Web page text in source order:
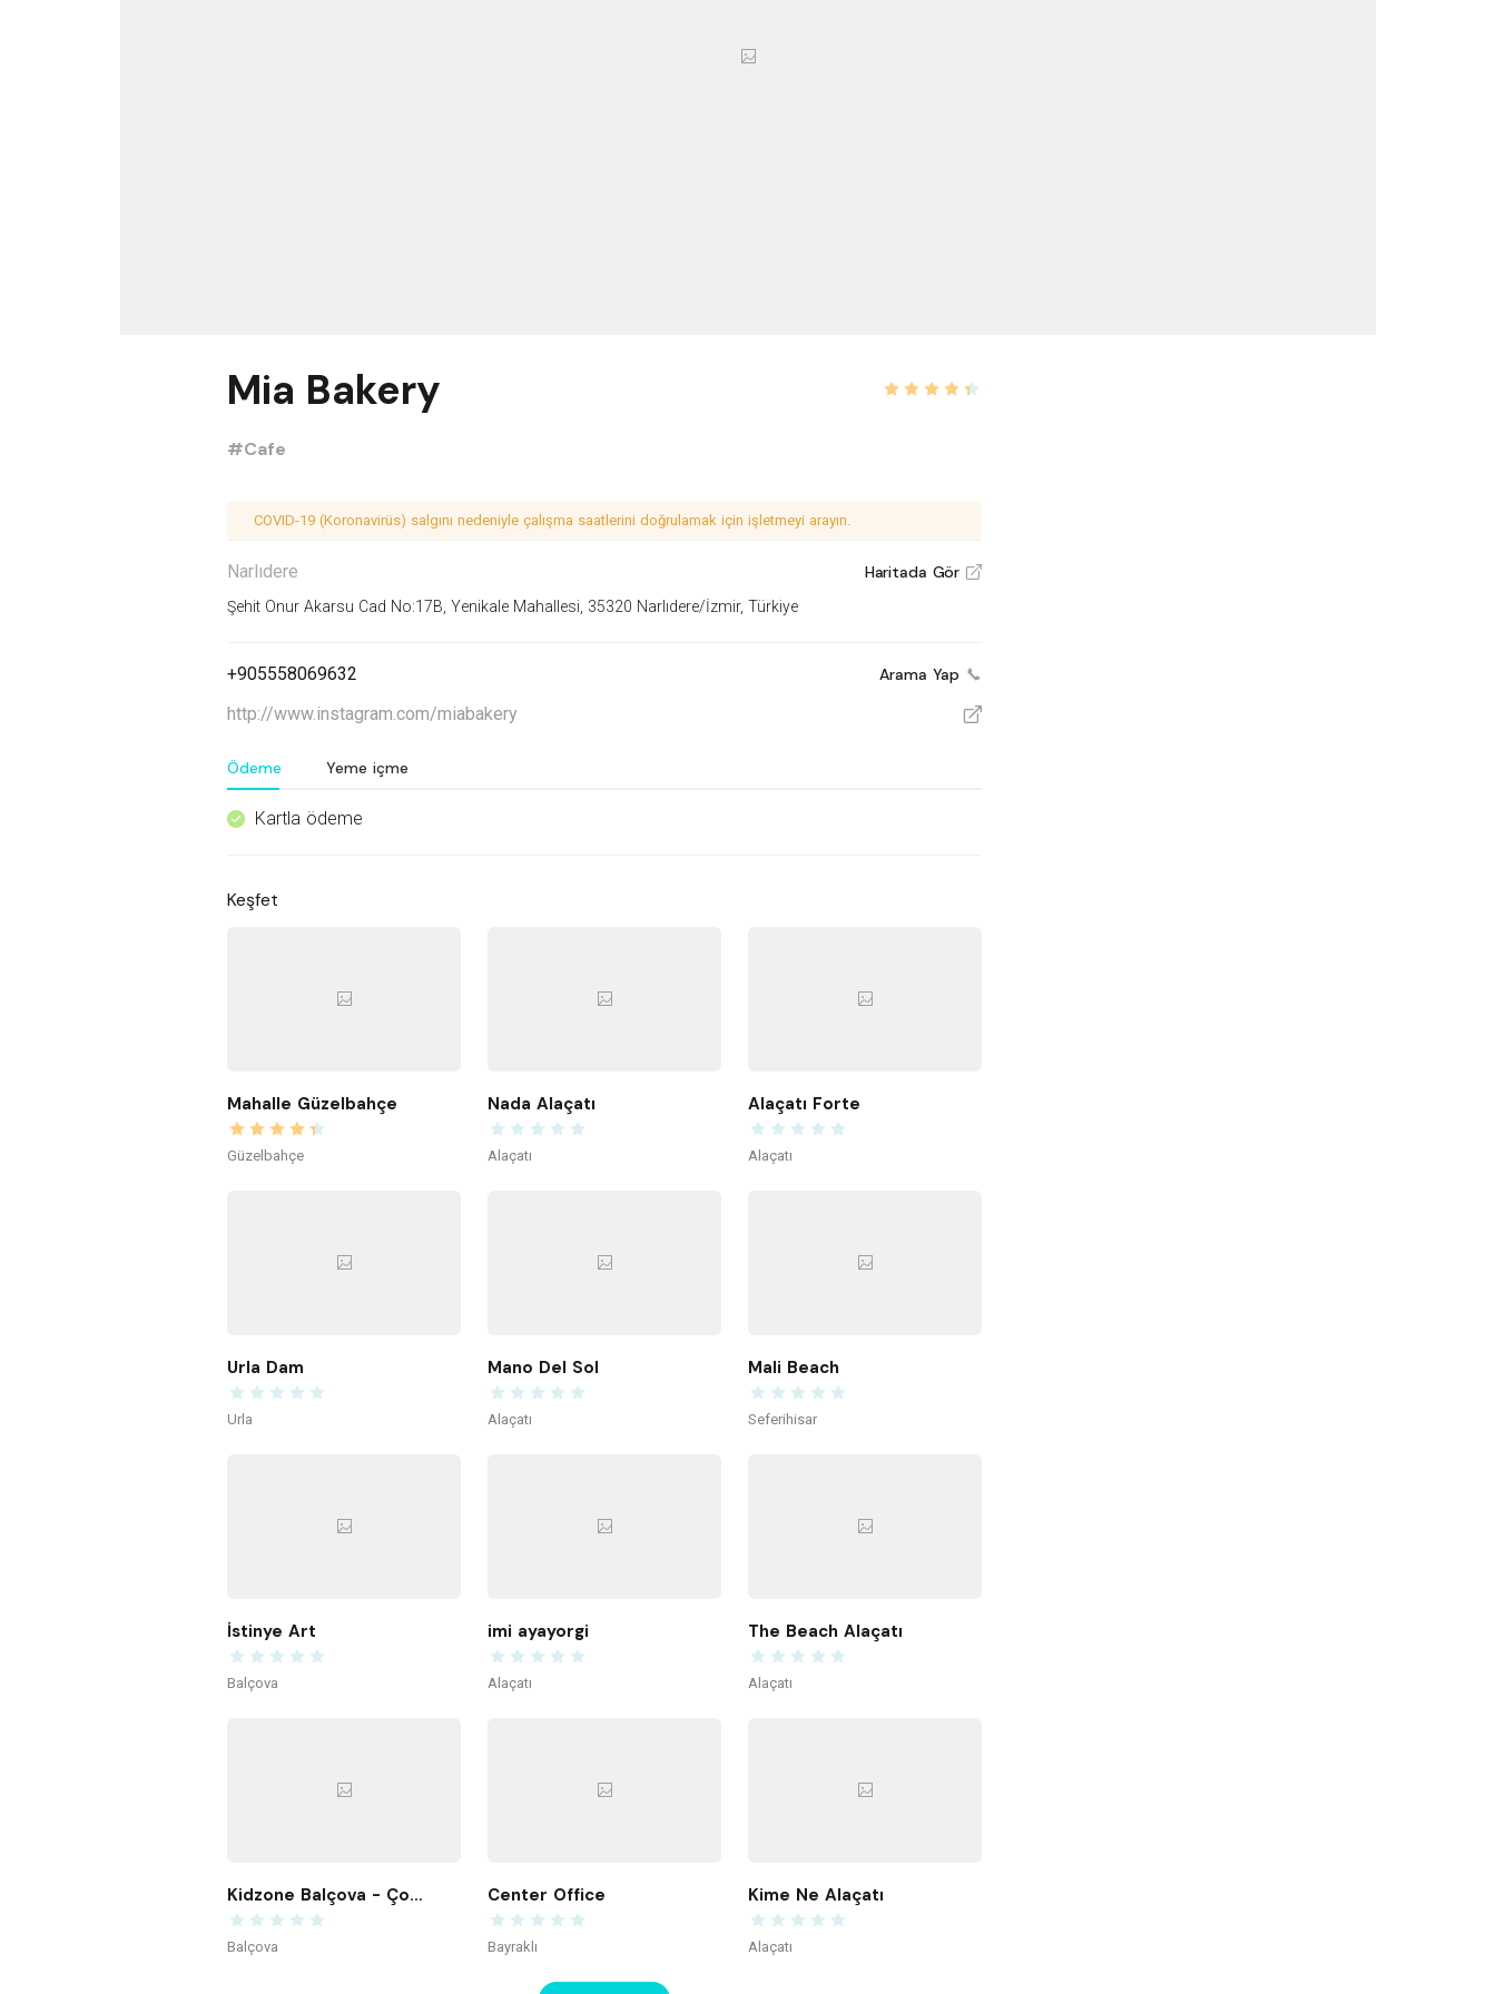
Mia Bakery
#Cafe
COVID-19 (Koronavirüs) salgını nedeniyle çalışma saatlerini doğrulamak için işletmeyi arayın.
Narlıdere Haritada Gör V
Şehit Onur Akarsu Cad No:17B, Yenikale Mahallesi, 35320 Narlıdere/İzmir, Türkiye
+905558069632 Arama Yap
http://www.instagram.com/miabakery V
Ödeme Yeme içme
^ Kartla ödeme
Keşfet
Mahalle Güzelbahçe
Güzelbahçe
Nada Alaçatı
Alaçatı
Alaçatı Forte
Alaçatı
Urla Dam
Urla
Mano Del Sol
Alaçatı
Mali Beach
Seferihisar
İstinye Art
Balçova
imi ayayorgi
Alaçatı
The Beach Alaçatı
Alaçatı
Kidzone Balçova - Çocuk Gelişim ve Aktivite Merkezi
Balçova
Center Office
Bayraklı
Kime Ne Alaçatı
Alaçatı